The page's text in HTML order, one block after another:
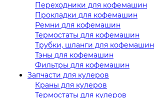
Переходники для кофемашин
Прокладки для кофемашин
Ремни для кофемашин
Термостаты для кофемашин
Трубки, шланги для кофемашин
Тэны для кофемашин
Фильтры для кофемашин
Запчасти для кулеров
Краны для кулеров
Термостаты для кулеров